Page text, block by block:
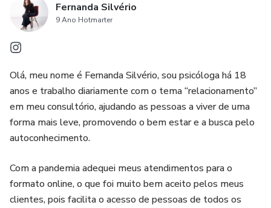
Fernanda Silvério
9 Ano Hotmarter
Olá, meu nome é Fernanda Silvério, sou psicóloga há 18
anos e trabalho diariamente com o tema “relacionamento”
em meu consultório, ajudando as pessoas a viver de uma
forma mais leve, promovendo o bem estar e a busca pelo
autoconhecimento.
Com a pandemia adequei meus atendimentos para o
formato online, o que foi muito bem aceito pelos meus
clientes, pois facilita o acesso de pessoas de todos os